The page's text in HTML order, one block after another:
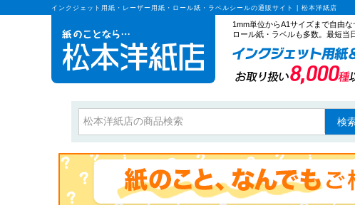
インクジェット用紙・レーザー用紙・ロール紙・ラベルシールの通販サイト | 松本洋紙店
1mm単位からA1サイズまで自由
ロール紙・ラベルも多数。最短当
検